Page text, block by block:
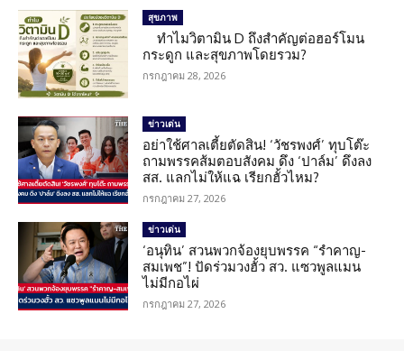
สุขภาพ
ทำไมวิตามิน D ถึงสำคัญต่อฮอร์โมน
กระดูก และสุขภาพโดยรวม?
กรกฎาคม 28, 2026
ข่าวเด่น
อย่าใช้ศาลเตี้ยตัดสิน! ‘วัชรพงศ์’ ทุบโต๊ะ
ถามพรรคส้มตอบสังคม ดึง ‘ปาล์ม’ ดึงลง
สส. แลกไม่ให้แฉ เรียกฮั้วไหม?
กรกฎาคม 27, 2026
ข่าวเด่น
‘อนุทิน’ สวนพวกจ้องยุบพรรค “รำคาญ-
สมเพช”! ปัดร่วมวงฮั้ว สว. แซวพูลแมน
ไม่มีกอไผ่
กรกฎาคม 27, 2026